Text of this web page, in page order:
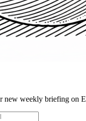
new weekly briefing on